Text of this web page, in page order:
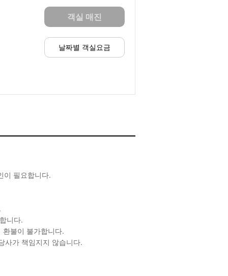
객실 매진
날짜별 객실요금
이 필요합니다.
니다.
불이 불가합니다.
사가 책임지지 않습니다.